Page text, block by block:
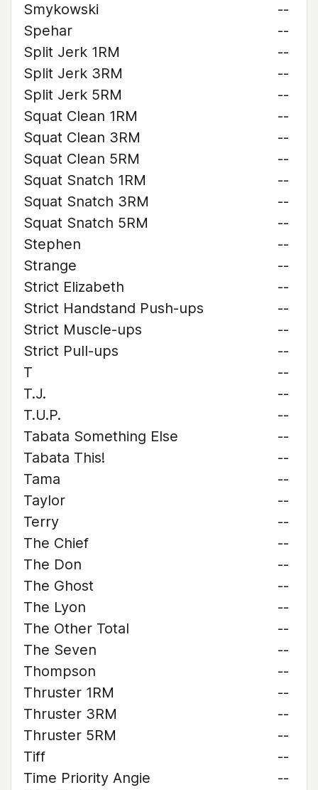
Smykowski
--
Spehar
--
Split Jerk 1RM
--
Split Jerk 3RM
--
Split Jerk 5RM
--
Squat Clean 1RM
--
Squat Clean 3RM
--
Squat Clean 5RM
--
Squat Snatch 1RM
--
Squat Snatch 3RM
--
Squat Snatch 5RM
--
Stephen
--
Strange
--
Strict Elizabeth
--
Strict Handstand Push-ups
--
Strict Muscle-ups
--
Strict Pull-ups
--
T
--
T.J.
--
T.U.P.
--
Tabata Something Else
--
Tabata This!
--
Tama
--
Taylor
--
Terry
--
The Chief
--
The Don
--
The Ghost
--
The Lyon
--
The Other Total
--
The Seven
--
Thompson
--
Thruster 1RM
--
Thruster 3RM
--
Thruster 5RM
--
Tiff
--
Time Priority Angie
--